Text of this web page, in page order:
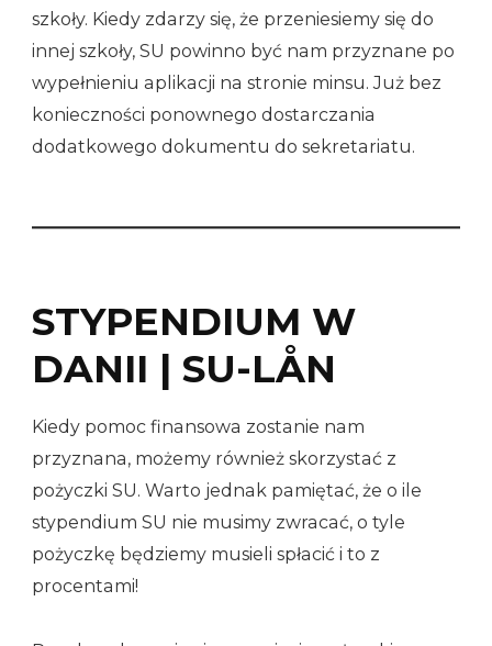
szkoły. Kiedy zdarzy się, że przeniesiemy się do
innej szkoły, SU powinno być nam przyznane po
wypełnieniu aplikacji na stronie minsu. Już bez
konieczności ponownego dostarczania
dodatkowego dokumentu do sekretariatu.
STYPENDIUM W
DANII | SU-LÅN
Kiedy pomoc finansowa zostanie nam
przyznana, możemy również skorzystać z
pożyczki SU. Warto jednak pamiętać, że o ile
stypendium SU nie musimy zwracać, o tyle
pożyczkę będziemy musieli spłacić i to z
procentami!